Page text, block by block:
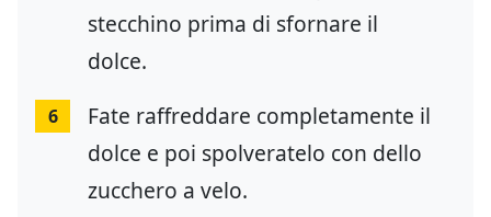
stecchino prima di sfornare il
dolce.
6
Fate raffreddare completamente il
dolce e poi spolveratelo con dello
zucchero a velo.